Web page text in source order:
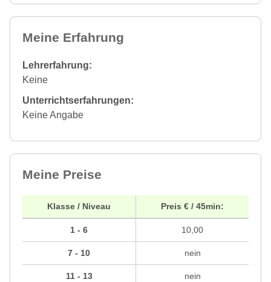
Meine Erfahrung
Lehrerfahrung:
Keine
Unterrichtserfahrungen:
Keine Angabe
Meine Preise
Klasse / Niveau
1 - 6
7 - 10
11 - 13
Preis € / 45min:
10,00
nein
nein